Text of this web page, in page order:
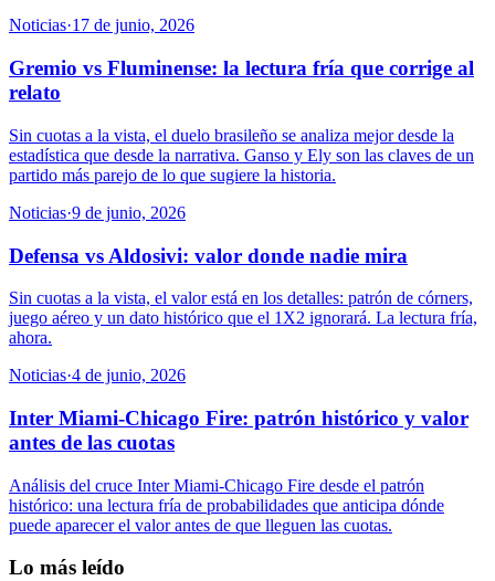
Noticias·17 de junio, 2026
Gremio vs Fluminense: la lectura fría que corrige al
relato
Sin cuotas a la vista, el duelo brasileño se analiza mejor desde la
estadística que desde la narrativa. Ganso y Ely son las claves de un
partido más parejo de lo que sugiere la historia.
Noticias·9 de junio, 2026
Defensa vs Aldosivi: valor donde nadie mira
Sin cuotas a la vista, el valor está en los detalles: patrón de córners,
juego aéreo y un dato histórico que el 1X2 ignorará. La lectura fría,
ahora.
Noticias·4 de junio, 2026
Inter Miami-Chicago Fire: patrón histórico y valor
antes de las cuotas
Análisis del cruce Inter Miami-Chicago Fire desde el patrón
histórico: una lectura fría de probabilidades que anticipa dónde
puede aparecer el valor antes de que lleguen las cuotas.
Lo más leído